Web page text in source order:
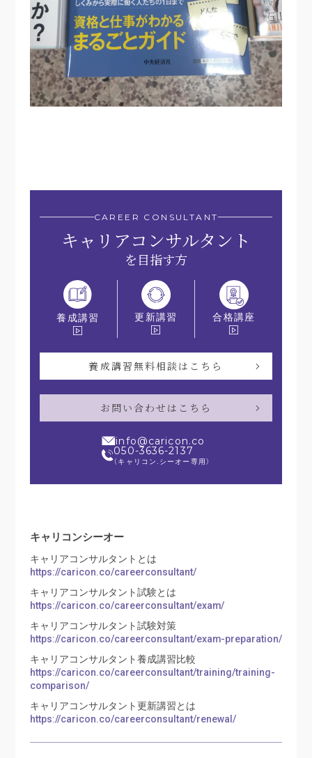
CAREER CONSULTANT
キャリアコンサルタント
を目指す方
養成講習 更新講習 合格講座
養成講習無料相談はこちら
お問い合わせはこちら
info@caricon.co
050-3636-2137
（キャリコン.シーオー専用）
キャリコンシーオー
キャリアコンサルタントとは
https://caricon.co/careerconsultant/
キャリアコンサルタント試験とは
https://caricon.co/careerconsultant/exam/
キャリアコンサルタント試験対策
https://caricon.co/careerconsultant/exam-preparation/
キャリアコンサルタント養成講習比較
https://caricon.co/careerconsultant/training/training-
comparison/
キャリアコンサルタント更新講習とは
https://caricon.co/careerconsultant/renewal/